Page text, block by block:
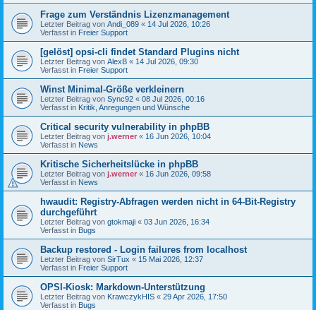
Frage zum Verständnis Lizenzmanagement
Letzter Beitrag von Andi_089 « 14 Jul 2026, 10:26
Verfasst in Freier Support
[gelöst] opsi-cli findet Standard Plugins nicht
Letzter Beitrag von AlexB « 14 Jul 2026, 09:30
Verfasst in Freier Support
Winst Minimal-Größe verkleinern
Letzter Beitrag von Sync92 « 08 Jul 2026, 00:16
Verfasst in Kritik, Anregungen und Wünsche
Critical security vulnerability in phpBB
Letzter Beitrag von j.werner « 16 Jun 2026, 10:04
Verfasst in News
Kritische Sicherheitslücke in phpBB
Letzter Beitrag von j.werner « 16 Jun 2026, 09:58
Verfasst in News
hwaudit: Registry-Abfragen werden nicht in 64-Bit-Registry
durchgeführt
Letzter Beitrag von gtokmaji « 03 Jun 2026, 16:34
Verfasst in Bugs
Backup restored - Login failures from localhost
Letzter Beitrag von SirTux « 15 Mai 2026, 12:37
Verfasst in Freier Support
OPSI-Kiosk: Markdown-Unterstützung
Letzter Beitrag von KrawczykHIS « 29 Apr 2026, 17:50
Verfasst in Bugs